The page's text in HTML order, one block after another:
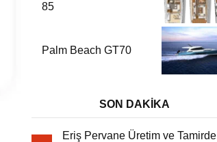
85
Palm Beach GT70
SON DAKİKA
Eriş Pervane Üretim ve Tamirde